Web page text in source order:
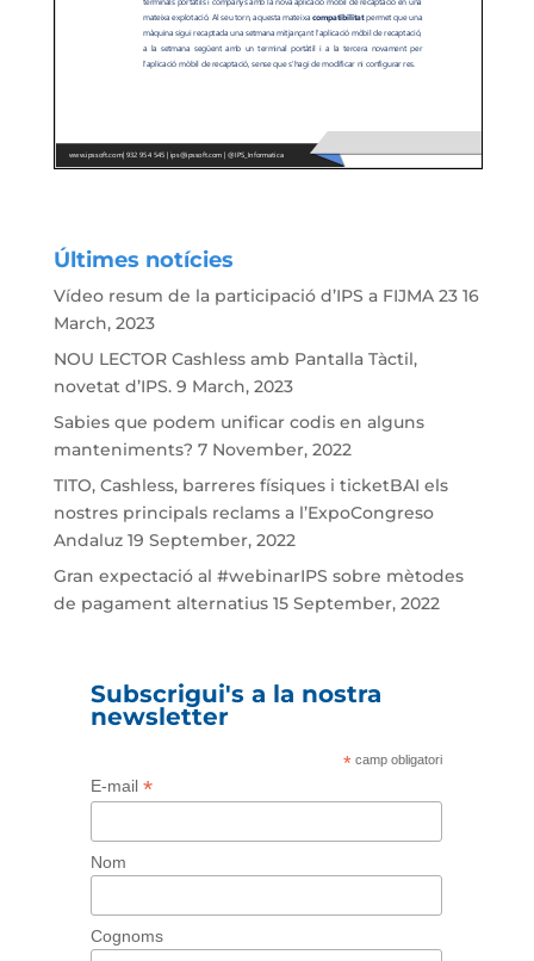
Últimes notícies
Vídeo resum de la participació d’IPS a FIJMA 23 16
March, 2023
NOU LECTOR Cashless amb Pantalla Tàctil,
novetat d’IPS. 9 March, 2023
Sabies que podem unificar codis en alguns
manteniments? 7 November, 2022
TITO, Cashless, barreres físiques i ticketBAI els
nostres principals reclams a l’ExpoCongreso
Andaluz 19 September, 2022
Gran expectació al #webinarIPS sobre mètodes
de pagament alternatius 15 September, 2022
Subscrigui's a la nostra
newsletter
*camp obligatori
E-mail *
Nom
Cognoms